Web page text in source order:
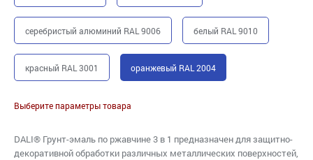
серебристый алюминий RAL 9006 белый RAL 9010
красный RAL 3001 оранжевый RAL 2004
Выберите параметры товара
DALI® Грунт-эмаль по ржавчине 3 в 1 предназначен для защитно-
декоративной обработки различных металлических поверхностей,